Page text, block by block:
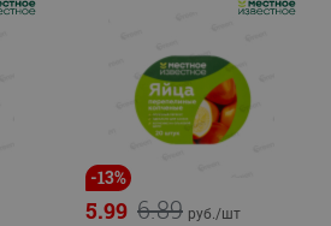
-13%
6.89
5.99 руб./шт